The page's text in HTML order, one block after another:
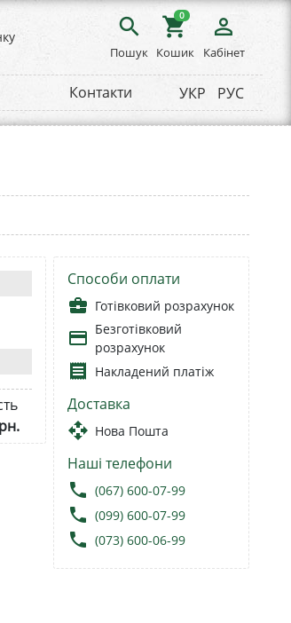
search
Пошук
shopping_cart
0
Кошик
person_outline
Кабінет
Контакти УКР РУС
Способи оплати
business_center Готівковий розрахунок
payment Безготівковий
розрахунок
receipt Накладений платіж
Доставка
open_with Нова Пошта
Наші телефони
local_phone (067) 600-07-99
local_phone (099) 600-07-99
local_phone (073) 600-06-99